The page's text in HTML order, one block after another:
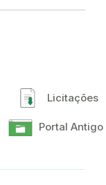
Licitações
Portal Antigo